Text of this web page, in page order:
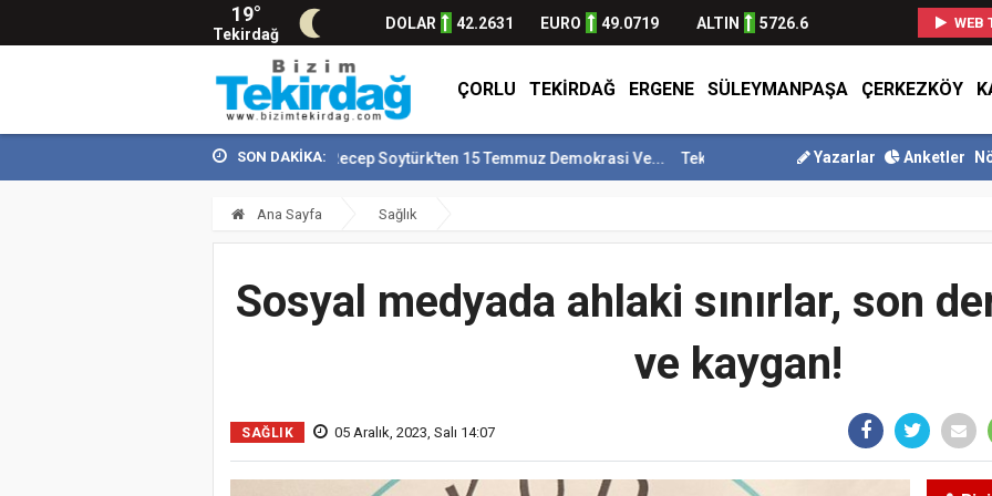
19°
Tekirdağ
DOLAR 42.2631 EURO 49.0719 ALTIN 5726.6 WEB
ÇORLU TEKIRDAĞ ERGENE SÜLEYMANPAŞA ÇERKEZKÖY
SON DAKİKA:
Vali Recep Soytürk'ten 15 Temmuz Demokrasi Ve... Tekirdağ En Çok Göç Alan İller Arasında 9. Sı...
Yazarlar Anketler
Ana Sayfa Sağlık
Sosyal medyada ahlaki sınırlar, son
ve kaygan!
SAĞLIK 05 Aralık, 2023, Salı 14:07